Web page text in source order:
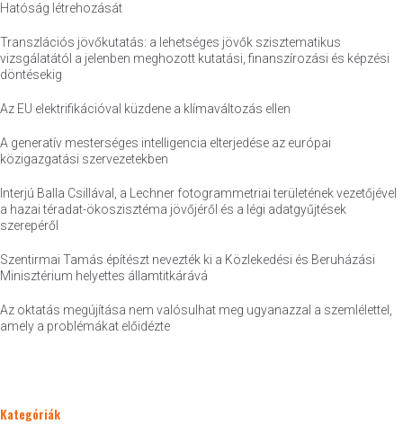
Hatóság létrehozását
Transzlációs jövőkutatás: a lehetséges jövők szisztematikus
vizsgálatától a jelenben meghozott kutatási, finanszírozási és képzési
döntésekig
Az EU elektrifikációval küzdene a klímaváltozás ellen
A generatív mesterséges intelligencia elterjedése az európai
közigazgatási szervezetekben
Interjú Balla Csillával, a Lechner fotogrammetriai területének vezetőjével
a hazai téradat-ökoszisztéma jövőjéről és a légi adatgyűjtések
szerepéről
Szentirmai Tamás építészt nevezték ki a Közlekedési és Beruházási
Minisztérium helyettes államtitkárává
Az oktatás megújítása nem valósulhat meg ugyanazzal a szemlélettel,
amely a problémákat előidézte
Kategóriák